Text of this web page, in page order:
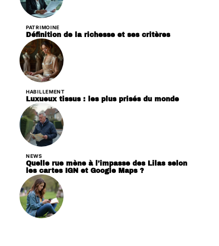
PATRIMOINE
Définition de la richesse et ses critères
HABILLEMENT
Luxueux tissus : les plus prisés du monde
NEWS
Quelle rue mène à l’impasse des Lilas selon
les cartes IGN et Google Maps ?